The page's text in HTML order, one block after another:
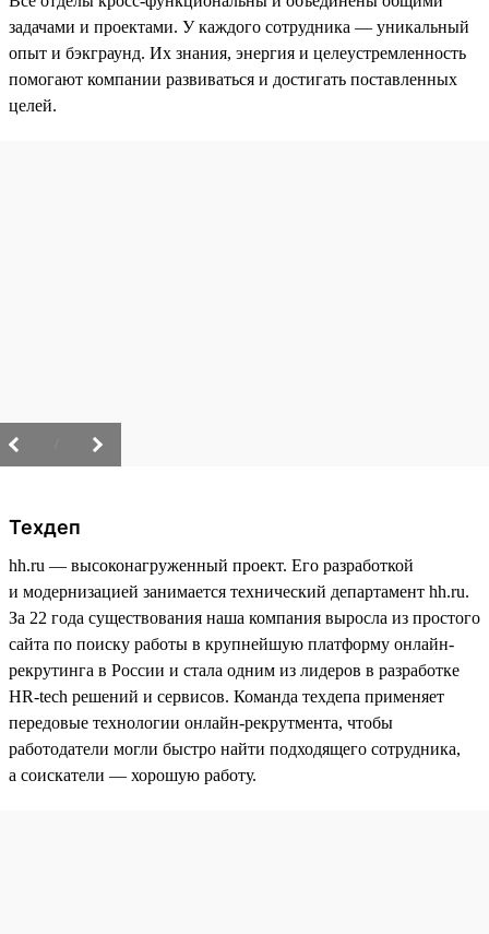
задачами и проектами. У каждого сотрудника — уникальный
опыт и бэкграунд. Их знания, энергия и целеустремленность
помогают компании развиваться и достигать поставленных
целей.
Техдеп
hh.ru — высоконагруженный проект. Его разработкой
и модернизацией занимается технический департамент hh.ru.
За 22 года существования наша компания выросла из простого
сайта по поиску работы в крупнейшую платформу онлайн-
рекрутинга в России и стала одним из лидеров в разработке
HR-tech решений и сервисов. Команда техдепа применяет
передовые технологии онлайн-рекрутмента, чтобы
работодатели могли быстро найти подходящего сотрудника,
а соискатели — хорошую работу.